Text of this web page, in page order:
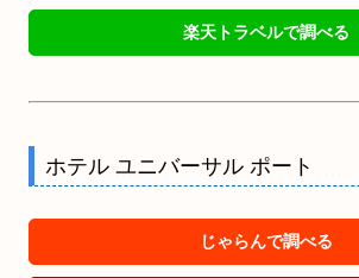
楽天トラベルで調べる
ホテル ユニバーサル ポート
じゃらんで調べる